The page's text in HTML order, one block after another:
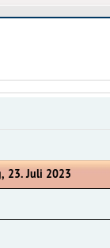
23. Juli 2023